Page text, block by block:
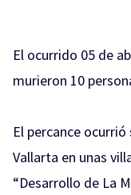
El ocurrido 05 de
murieron 10
El percance
Vallarta en unas
“Desarrollo de La